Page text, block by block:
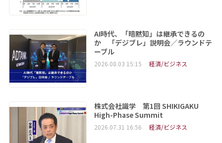
AI時代、「暗黙知」は継承できるの
か 「デジブレ」説明会／ラウンドテ
ーブル
2026.08.03 15:15 経済/ビジネス
株式会社識学 第1回 SHIKIGAKU
High-Phase Summit
2026.07.31 16:56 経済/ビジネス